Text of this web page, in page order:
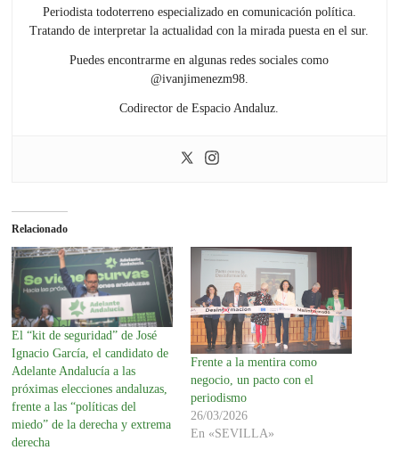
Periodista todoterreno especializado en comunicación política.
Tratando de interpretar la actualidad con la mirada puesta en el sur.
Puedes encontrarme en algunas redes sociales como
@ivanjimenezm98.
Codirector de Espacio Andaluz.
Relacionado
El “kit de seguridad” de José
Ignacio García, el candidato de
Adelante Andalucía a las
próximas elecciones andaluzas,
frente a las “políticas del
miedo” de la derecha y extrema
derecha
Frente a la mentira como
negocio, un pacto con el
periodismo
26/03/2026
En «SEVILLA»